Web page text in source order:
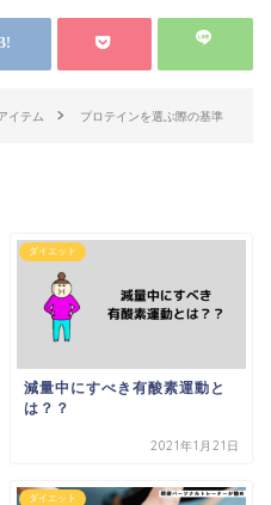
イテム プロテインを選ぶ際の基準
ダイエット
減量中にすべき有酸素運動と
は？？
2021年1月21日
ダイエット